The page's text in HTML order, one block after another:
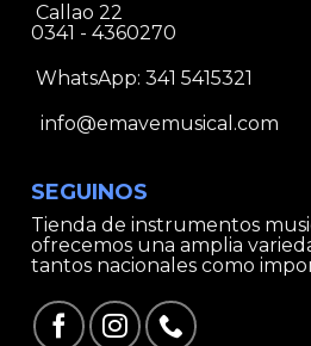
Callao 22
0341 - 4360270
WhatsApp: 341 5415321
info@emavemusical.com
SEGUINOS
Tienda de instrumentos
ofrecemos una amplia
tantos nacionales como